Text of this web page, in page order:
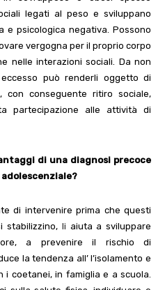
legati al peso e sviluppano
e psicologica negativa. Possono
vergogna per il proprio corpo
nelle interazioni sociali. Da non
può renderli oggetto di
con conseguente ritiro sociale,
partecipazione alle attività di
di una diagnosi precoce
di intervenire prima che questi
stabilizzino, li aiuta a sviluppare
a prevenire il rischio di
la tendenza all’ l’isolamento e
i coetanei, in famiglia e a scuola.